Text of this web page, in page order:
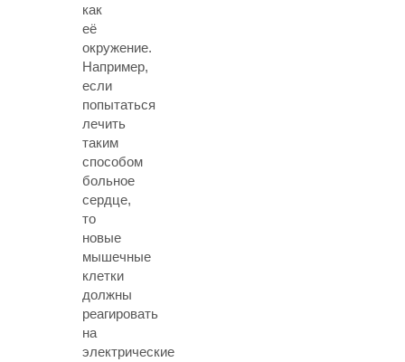
как
её
окружение.
Например,
если
попытаться
лечить
таким
способом
больное
сердце,
то
новые
мышечные
клетки
должны
реагировать
на
электрические